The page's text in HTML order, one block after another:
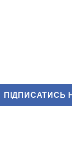
ПІДПИСАТИСЬ